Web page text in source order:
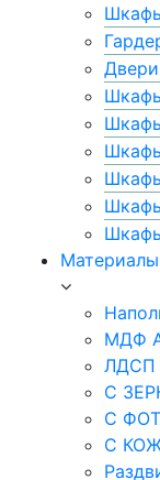
Материалы
МДФ
ЛДСП
С
С
С